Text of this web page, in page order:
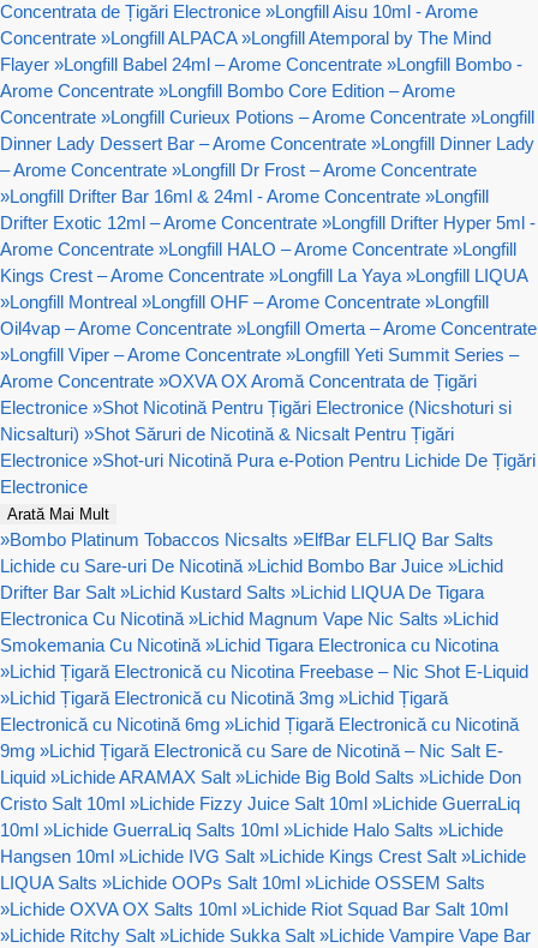
Concentrata de Țigări Electronice »Longfill Aisu 10ml - Arome
Concentrate »Longfill ALPACA »Longfill Atemporal by The Mind
Flayer »Longfill Babel 24ml – Arome Concentrate »Longfill Bombo -
Arome Concentrate »Longfill Bombo Core Edition – Arome
Concentrate »Longfill Curieux Potions – Arome Concentrate »Longfill
Dinner Lady Dessert Bar – Arome Concentrate »Longfill Dinner Lady
– Arome Concentrate »Longfill Dr Frost – Arome Concentrate
»Longfill Drifter Bar 16ml & 24ml - Arome Concentrate »Longfill
Drifter Exotic 12ml – Arome Concentrate »Longfill Drifter Hyper 5ml -
Arome Concentrate »Longfill HALO – Arome Concentrate »Longfill
Kings Crest – Arome Concentrate »Longfill La Yaya »Longfill LIQUA
»Longfill Montreal »Longfill OHF – Arome Concentrate »Longfill
Oil4vap – Arome Concentrate »Longfill Omerta – Arome Concentrate
»Longfill Viper – Arome Concentrate »Longfill Yeti Summit Series –
Arome Concentrate »OXVA OX Aromă Concentrata de Țigări
Electronice »Shot Nicotină Pentru Țigări Electronice (Nicshoturi si
Nicsalturi) »Shot Săruri de Nicotină & Nicsalt Pentru Țigări
Electronice »Shot-uri Nicotină Pura e-Potion Pentru Lichide De Țigări
Electronice
Arată Mai Mult
»Bombo Platinum Tobaccos Nicsalts »ElfBar ELFLIQ Bar Salts
Lichide cu Sare-uri De Nicotină »Lichid Bombo Bar Juice »Lichid
Drifter Bar Salt »Lichid Kustard Salts »Lichid LIQUA De Tigara
Electronica Cu Nicotină »Lichid Magnum Vape Nic Salts »Lichid
Smokemania Cu Nicotină »Lichid Tigara Electronica cu Nicotina
»Lichid Țigară Electronică cu Nicotina Freebase – Nic Shot E-Liquid
»Lichid Țigară Electronică cu Nicotină 3mg »Lichid Țigară
Electronică cu Nicotină 6mg »Lichid Țigară Electronică cu Nicotină
9mg »Lichid Țigară Electronică cu Sare de Nicotină – Nic Salt E-
Liquid »Lichide ARAMAX Salt »Lichide Big Bold Salts »Lichide Don
Cristo Salt 10ml »Lichide Fizzy Juice Salt 10ml »Lichide GuerraLiq
10ml »Lichide GuerraLiq Salts 10ml »Lichide Halo Salts »Lichide
Hangsen 10ml »Lichide IVG Salt »Lichide Kings Crest Salt »Lichide
LIQUA Salts »Lichide OOPs Salt 10ml »Lichide OSSEM Salts
»Lichide OXVA OX Salts 10ml »Lichide Riot Squad Bar Salt 10ml
»Lichide Ritchy Salt »Lichide Sukka Salt »Lichide Vampire Vape Bar